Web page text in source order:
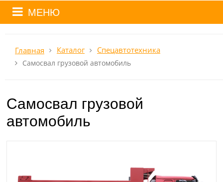
МЕНЮ
Главная Каталог Спецавтотехника
Самосвал грузовой автомобиль
Самосвал грузовой
автомобиль